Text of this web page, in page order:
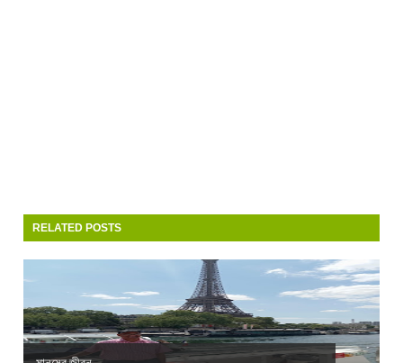
RELATED POSTS